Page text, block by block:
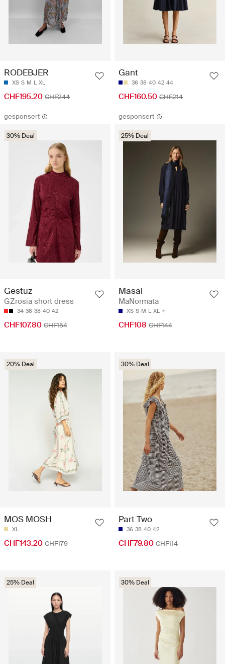
RODEBJER
XS S M L XL
CHF195.20 CHF244
Gant
36 38 40 42 44
CHF160.50 CHF214
gesponsert
30% Deal
Gestuz
GZrosia short dress
34 36 38 40 42
CHF107.80 CHF154
gesponsert
25% Deal
Masai
MaNormata
XS S M L XL
CHF108 CHF144
20% Deal
MOS MOSH
XL
CHF143.20 CHF179
30% Deal
Part Two
36 38 40 42
CHF79.80 CHF114
25% Deal 30% Deal